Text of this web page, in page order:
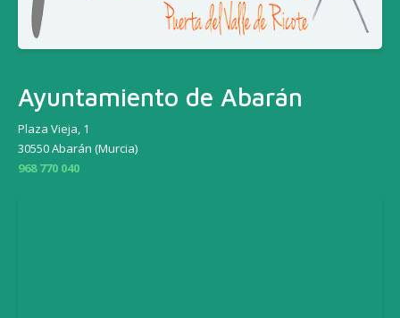
Ayuntamiento de Abarán
Plaza Vieja, 1
30550 Abarán (Murcia)
968 770 040